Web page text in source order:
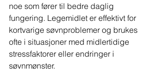
noe som fører til bedre daglig
fungering. Legemidlet er effektivt for
kortvarige søvnproblemer og brukes
ofte i situasjoner med midlertidige
stressfaktorer eller endringer i
søvnmønster.